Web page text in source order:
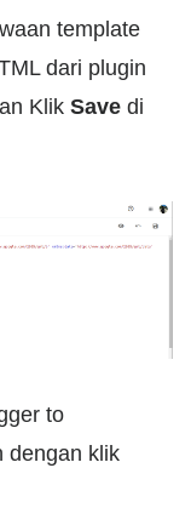
template
dari plugin
Klik Save di
to
dengan klik